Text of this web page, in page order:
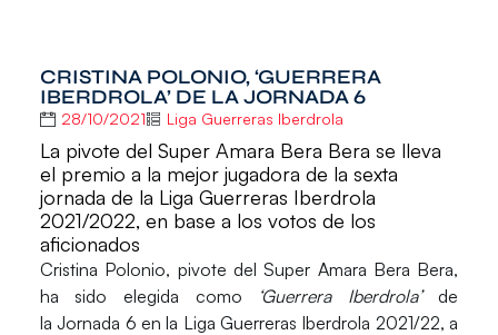
CRISTINA POLONIO, ‘GUERRERA
IBERDROLA’ DE LA JORNADA 6
28/10/2021 Liga Guerreras Iberdrola
La pivote del Super Amara Bera Bera se lleva
el premio a la mejor jugadora de la sexta
jornada de la Liga Guerreras Iberdrola
2021/2022, en base a los votos de los
aficionados
Cristina Polonio, pivote delSuper Amara Bera Bera,
ha sido elegida como
‘Guerrera Iberdrola’
de
laJornada 6 en la Liga Guerreras Iberdrola 2021/22, a